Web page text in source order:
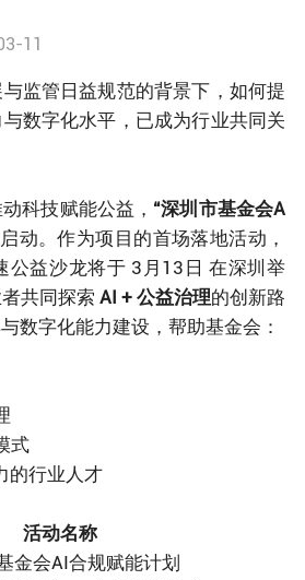
11
监管日益规范的背景下，如何提
数字化水平，已成为行业共同关
科技赋能公益， “深圳市基金会A
动。作为项目的首场落地活动，
公益沙龙将于 3月13日 在深圳举
共同探索 AI + 公益治理的创新路
数字化能力建设，帮助基金会：
式
的行业人才
活动名称
金会AI合规赋能计划